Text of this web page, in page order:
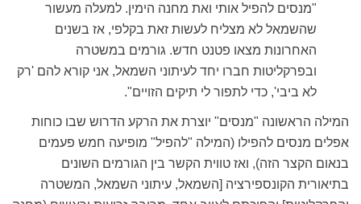
"מנסים להפיל אותי ואת מחנה הימין. למעלה מעשור
שהשמאל לא מצליח לעשות זאת בקלפי, אז בשנים
האחרונות מצאו פטנט חדש. גורמים במשטרה
ובפרקליטות חברו יחד לעיתוני השמאל, אני קורא להם 'רק
לא ביבי', כדי לתפור לי תיקים הזויים".
המילה הראשונה "מנסים" יוצרת את הרקע הדרוש שבו כוחות
אפלים מנסים להפילו (המילה "להפיל" מופיעה חמש פעמים
בנאום הקצר הזה), ואז טווית הקשר בין הגורמים השונים
בתיאורית הקונספירציה [השמאל, עיתוני השמאל, המשטרה